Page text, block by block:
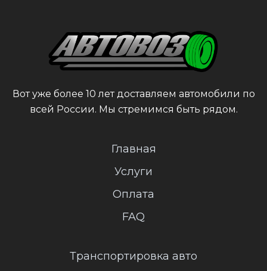
Вот уже более 10 лет доставляем автомобили по
всей России. Мы стремимся быть рядом.
Главная
Услуги
Оплата
FAQ
Транспортировка авто